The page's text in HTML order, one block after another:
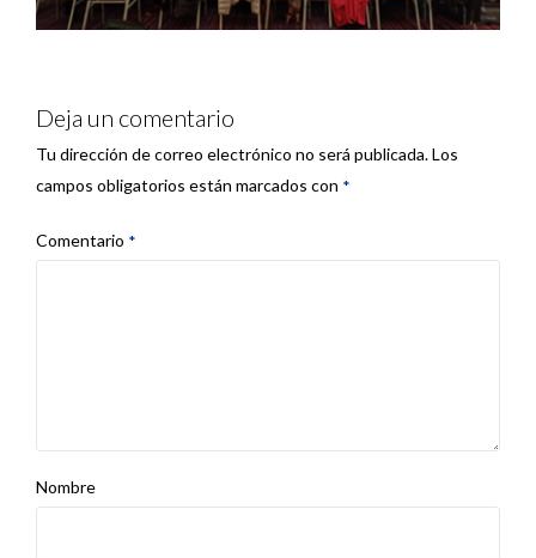
Deja un comentario
Tu dirección de correo electrónico no será publicada.Los
campos obligatorios están marcados con *
Comentario *
Nombre